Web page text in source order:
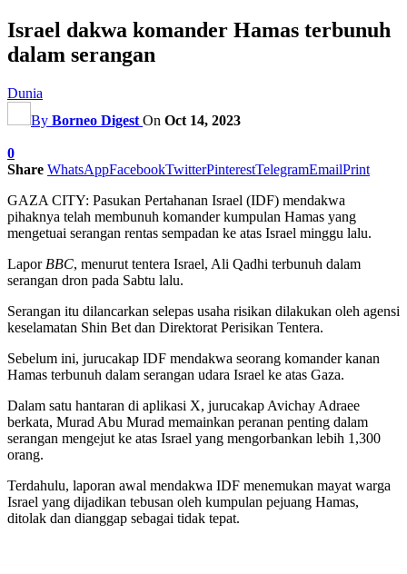
Israel dakwa komander Hamas terbunuh
dalam serangan
Dunia
By Borneo Digest On Oct 14, 2023
0
Share WhatsAppFacebookTwitterPinterestTelegramEmailPrint
GAZA CITY: Pasukan Pertahanan Israel (IDF) mendakwa
pihaknya telah membunuh komander kumpulan Hamas yang
mengetuai serangan rentas sempadan ke atas Israel minggu lalu.
Lapor BBC, menurut tentera Israel, Ali Qadhi terbunuh dalam
serangan dron pada Sabtu lalu.
Serangan itu dilancarkan selepas usaha risikan dilakukan oleh agensi
keselamatan Shin Bet dan Direktorat Perisikan Tentera.
Sebelum ini, jurucakap IDF mendakwa seorang komander kanan
Hamas terbunuh dalam serangan udara Israel ke atas Gaza.
Dalam satu hantaran di aplikasi X, jurucakap Avichay Adraee
berkata, Murad Abu Murad memainkan peranan penting dalam
serangan mengejut ke atas Israel yang mengorbankan lebih 1,300
orang.
Terdahulu, laporan awal mendakwa IDF menemukan mayat warga
Israel yang dijadikan tebusan oleh kumpulan pejuang Hamas,
ditolak dan dianggap sebagai tidak tepat.